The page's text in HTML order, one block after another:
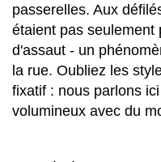
passerelles. Aux
étaient pas seulement
d'assaut - un
la rue. Oubliez les
fixatif : nous parlons
volumineux avec du